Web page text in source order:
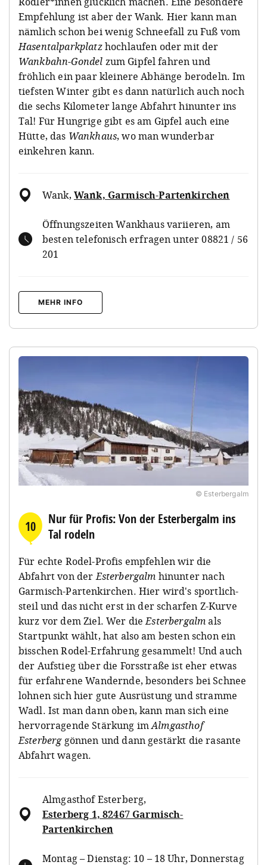
Empfehlung ist aber der Wank. Hier kann man
nämlich schon bei wenig Schneefall zu Fuß vom
Hasentalparkplatzhochlaufen oder mit der
Wankbahn-Gondel zum Gipfel fahren und
fröhlich ein paar kleinere Abhänge berodeln. Im
tiefsten Winter gibt es dann natürlich auch noch
die sechs Kilometer lange Abfahrt hinunter ins
Tal! Für Hungrige gibt es am Gipfel auch eine
Hütte, das Wankhaus, wo man wunderbar
einkehren kann.
Wank, Wank, Garmisch-Partenkirchen
Öffnungszeiten Wankhaus variieren, am
besten telefonisch erfragen unter 08821 / 56
201
MEHR INFO
© Esterbergalm
10
Nur für Profis: Von der Esterbergalm ins
Tal rodeln
Für echte Rodel-Profis empfehlen wir die
Abfahrt von derEsterbergalm hinunter nach
Garmisch-Partenkirchen. Hier wird's sportlich-
steil und das nicht erst in der scharfen Z-Kurve
kurz vor dem Ziel. Wer dieEsterbergalmals
Startpunkt wählt, hat also am besten schon ein
bisschen Rodel-Erfahrung gesammelt! Und auch
der Aufstieg über die Forsstraße ist eher etwas
für erfahrene Wandernde, besonders bei Schnee
lohnen sich hier gute Ausrüstung und stramme
Wadl. Ist man dann oben, kann man sich eine
hervorragende Stärkung imAlmgasthof
Esterberggönnen und dann gestärkt die rasante
Abfahrt wagen.
Almgasthof Esterberg,
Esterberg 1, 82467 Garmisch-
Partenkirchen
Montag – Dienstag: 10 – 18 Uhr, Donnerstag